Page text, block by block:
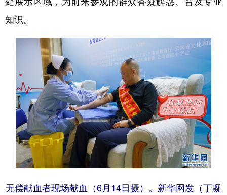
知识。
无偿献血者现场献血（6月14日摄）。新华网发（丁凝